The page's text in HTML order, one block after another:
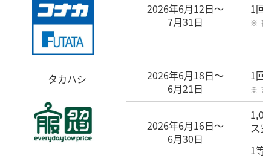
2026年6月12日～
7月31日
1回
割
タカハシ
2026年6月18日～
6月21日
1回
割
2026年6月16日～
6月30日
ス
1等